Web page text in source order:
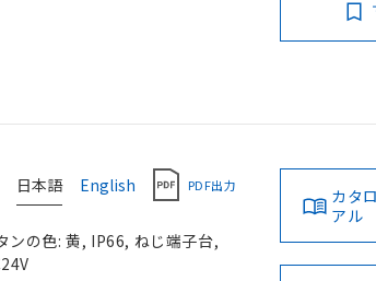
日本語 English PDF出力
ンの色: 黄, IP66, ねじ端子台,
カタ
アル